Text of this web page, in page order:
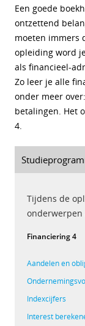
Een goede
ontzettend
moeten immers
opleiding word
als financieel-
Zo leer je alle
onder meer
betalingen. Het
4.
Tijdens de
onderwerpen
Financiering 4
Aandelen en
Indexcijfers
Interest